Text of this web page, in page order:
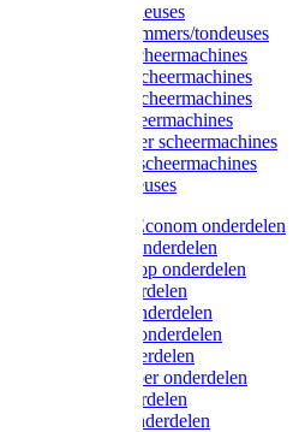
Moser tondeuses
Overige trimmers/tondeuses
Heiniger scheermachines
Hauptner scheermachines
Aesculap scheermachines
Liscop scheermachines
FarmClipper scheermachines
Constanta scheermachines
Wahl tondeuses
Aesculap/Econom onderdelen
Hauptner onderdelen
Lister/Liscop onderdelen
Eider onderdelen
Heiniger onderdelen
Constanta onderdelen
Moser onderdelen
Farm Clipper onderdelen
Oster onderdelen
TailWell onderdelen